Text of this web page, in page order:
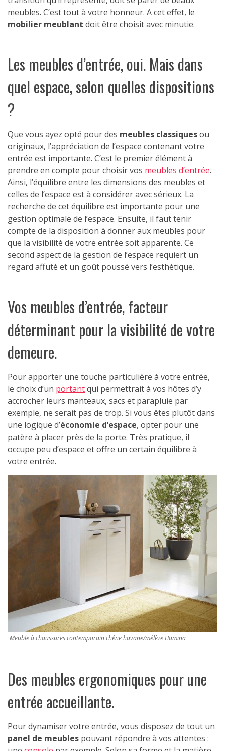
meubles. C’est tout à votre honneur. A cet effet, le
mobilier meublant doit être choisit avec minutie.
Les meubles d’entrée, oui. Mais dans
quel espace, selon quelles dispositions
?
Que vous ayez opté pour des meubles classiquesou
originaux, l’appréciation de l’espace contenant votre
entrée est importante. C’est le premier élément à
prendre en compte pour choisir vos meubles d’entrée.
Ainsi, l’équilibre entre les dimensions des meubles et
celles de l’espace est à considérer avec sérieux. La
recherche de cet équilibre est importante pour une
gestion optimale de l’espace. Ensuite, il faut tenir
compte de la disposition à donner aux meubles pour
que la visibilité de votre entrée soit apparente. Ce
second aspect de la gestion de l’espace requiert un
regard affuté et un goût poussé vers l’esthétique.
Vos meubles d’entrée, facteur
déterminant pour la visibilité de votre
demeure.
Pour apporter une touche particulière à votre entrée,
le choix d’un portantqui permettrait à vos hôtes d’y
accrocher leurs manteaux, sacs et parapluie par
exemple, ne serait pas de trop. Si vous êtes plutôt dans
une logique d’économie d’espace, opter pour une
patère à placer près de la porte. Très pratique, il
occupe peu d’espace et offre un certain équilibre à
votre entrée.
Meuble à chaussures contemporain chêne havane/mélèze Hamina
Des meubles ergonomiques pour une
entrée accueillante.
Pour dynamiser votre entrée, vous disposez de tout un
panel de meubles pouvant répondre à vos attentes :